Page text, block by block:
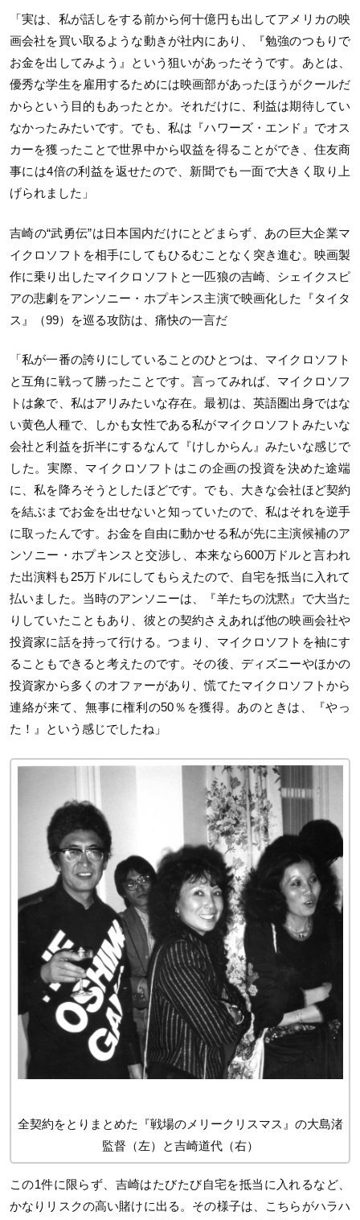
「実は、私が話しをする前から何十億円も出してアメリカの映
画会社を買い取るような動きが社内にあり、『勉強のつもりで
お金を出してみよう』という狙いがあったそうです。あとは、
優秀な学生を雇用するためには映画部があったほうがクールだ
からという目的もあったとか。それだけに、利益は期待してい
なかったみたいです。でも、私は『ハワーズ・エンド』でオス
カーを獲ったことで世界中から収益を得ることができ、住友商
事には4倍の利益を返せたので、新聞でも一面で大きく取り上
げられました」
吉崎の“武勇伝”は日本国内だけにとどまらず、あの巨大企業マ
イクロソフトを相手にしてもひるむことなく突き進む。映画製
作に乗り出したマイクロソフトと一匹狼の吉崎、シェイクスピ
アの悲劇をアンソニー・ホプキンス主演で映画化した『タイタ
ス』（99）を巡る攻防は、痛快の一言だ
「私が一番の誇りにしていることのひとつは、マイクロソフト
と互角に戦って勝ったことです。言ってみれば、マイクロソフ
トは象で、私はアリみたいな存在。最初は、英語圏出身ではな
い黄色人種で、しかも女性である私がマイクロソフトみたいな
会社と利益を折半にするなんて『けしからん』みたいな感じで
した。実際、マイクロソフトはこの企画の投資を決めた途端
に、私を降ろそうとしたほどです。でも、大きな会社ほど契約
を結ぶまでお金を出せないと知っていたので、私はそれを逆手
に取ったんです。お金を自由に動かせる私が先に主演候補のア
ンソニー・ホプキンスと交渉し、本来なら600万ドルと言われ
た出演料も25万ドルにしてもらえたので、自宅を抵当に入れて
払いました。当時のアンソニーは、『羊たちの沈黙』で大当た
りしていたこともあり、彼との契約さえあれば他の映画会社や
投資家に話を持って行ける。つまり、マイクロソフトを袖にす
ることもできると考えたのです。その後、ディズニーやほかの
投資家から多くのオファーがあり、慌てたマイクロソフトから
連絡が来て、無事に権利の50％を獲得。あのときは、『やっ
た！』という感じでしたね」
全契約をとりまとめた『戦場のメリークリスマス』の大島渚
監督（左）と吉崎道代（右）
この1件に限らず、吉崎はたびたび自宅を抵当に入れるなど、
かなりリスクの高い賭けに出る。その様子は、こちらがハラハ